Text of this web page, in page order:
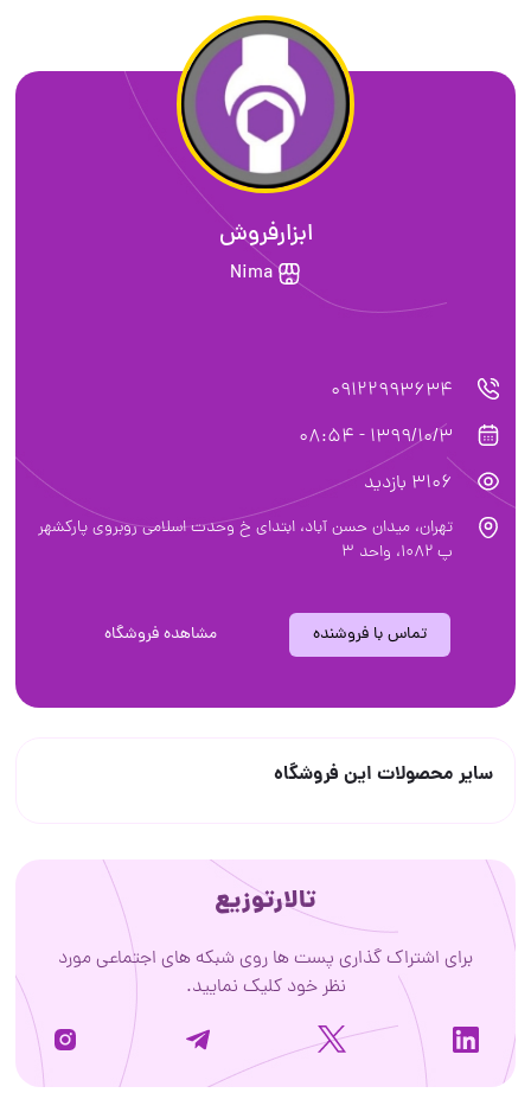
ابزارفروش
Nima
09122993634
1399/10/3 - 08:54
3106 بازدید
تهران، میدان حسن آباد، ابتدای خ وحدت اسلامی روبروی پارکشهر
پ ۱۰۸۲، واحد ۳
تماس با فروشنده مشاهده فروشگاه
سایر محصولات این فروشگاه
تالارتوزیع
برای اشتراک گذاری پست ها روی شبکه های اجتماعی مورد
نظر خود کلیک نمایید.